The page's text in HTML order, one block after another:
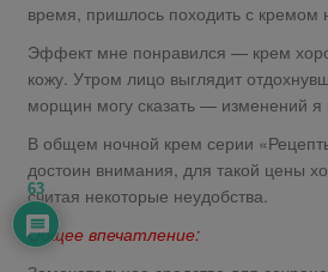
время, пришлось походить с кремом
Эффект мне понравился — крем
кожу. Утром лицо выглядит
морщин могу сказать — изменений я
В общем ночной крем серии
достоин внимания, для такой цены
считая некоторые неудобства.
Общее впечатление:
63